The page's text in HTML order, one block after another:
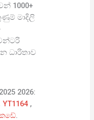
1000+
මාදිලි
ධාරිතාව
2026:
YT1164 ,
.